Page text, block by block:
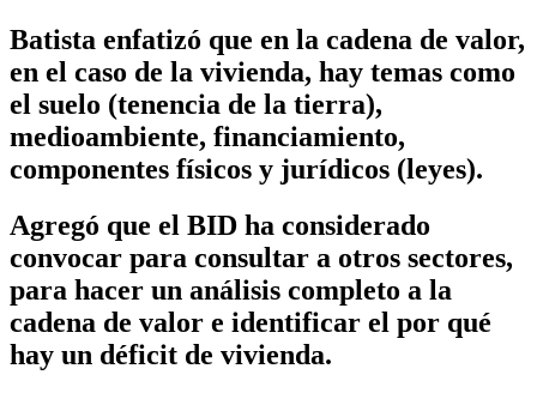
Batista enfatizó que en la cadena de valor,
en el caso de la vivienda, hay temas como
el suelo (tenencia de la tierra),
medioambiente, financiamiento,
componentes físicos y jurídicos (leyes).
Agregó que el BID ha considerado
convocar para consultar a otros sectores,
para hacer un análisis completo a la
cadena de valor e identificar el por qué
hay un déficit de vivienda.